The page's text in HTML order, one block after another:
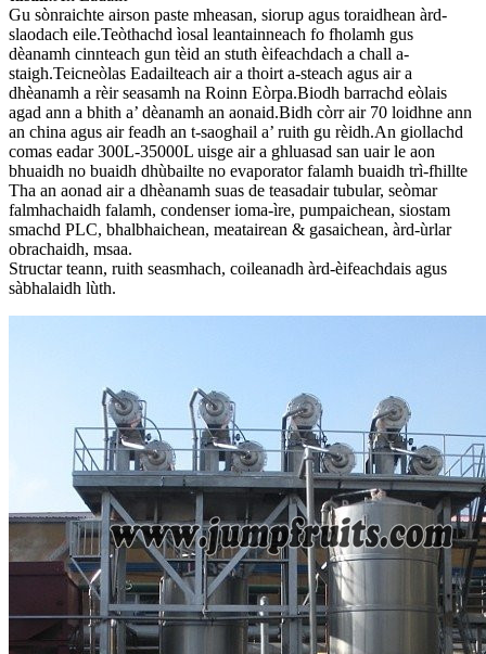
Gu sònraichte airson paste mheasan, siorup agus toraidhean àrd-
slaodach eile.Teòthachd ìosal leantainneach fo fholamh gus
dèanamh cinnteach gun tèid an stuth èifeachdach a chall a-
staigh.Teicneòlas Eadailteach air a thoirt a-steach agus air a
dhèanamh a rèir seasamh na Roinn Eòrpa.Biodh barrachd eòlais
agad ann a bhith a’ dèanamh an aonaid.Bidh còrr air 70 loidhne ann
an china agus air feadh an t-saoghail a’ ruith gu rèidh.An giollachd
comas eadar 300L-35000L uisge air a ghluasad san uair le aon
bhuaidh no buaidh dhùbailte no evaporator falamh buaidh trì-fhillte
Tha an aonad air a dhèanamh suas de teasadair tubular, seòmar
falmhachaidh falamh, condenser ioma-ìre, pumpaichean, siostam
smachd PLC, bhalbhaichean, meatairean & gasaichean, àrd-ùrlar
obrachaidh, msaa.
Structar teann, ruith seasmhach, coileanadh àrd-èifeachdais agus
sàbhalaidh lùth.